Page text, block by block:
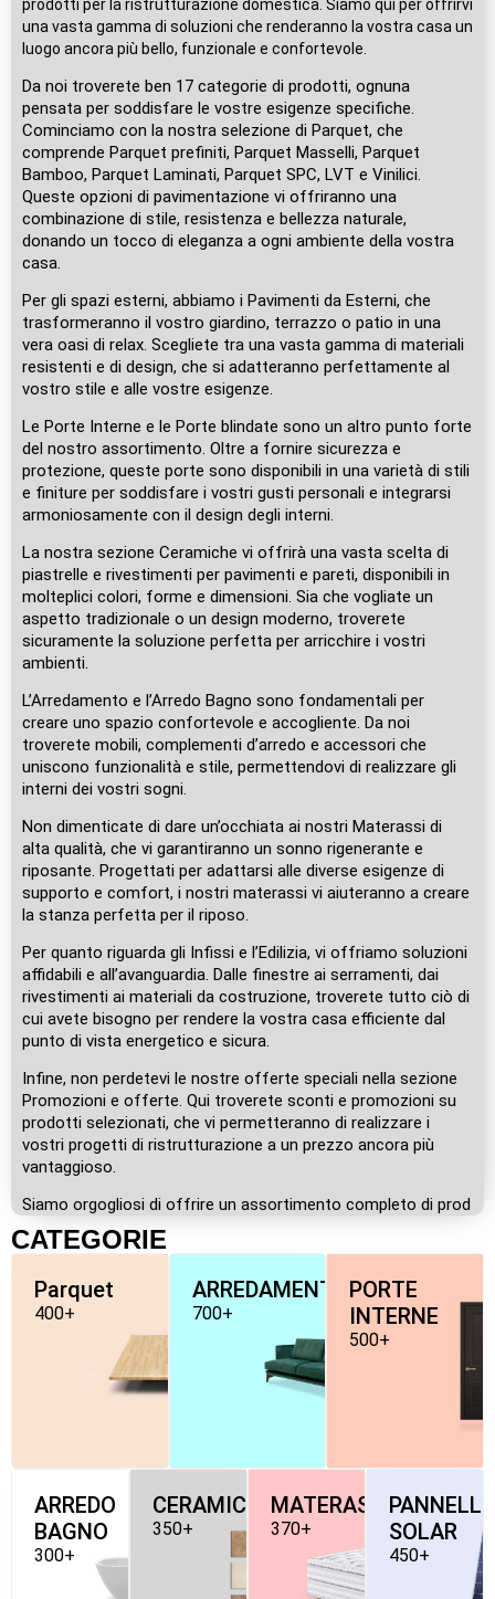
prodotti per la ristrutturazione domestica. Siamo qui per offrirvi
una vasta gamma di soluzioni che renderanno la vostra casa un
luogo ancora più bello, funzionale e confortevole.
Da noi troverete ben 17 categorie di prodotti, ognuna
pensata per soddisfare le vostre esigenze specifiche.
Cominciamo con la nostra selezione di Parquet, che
comprende Parquet prefiniti, Parquet Masselli, Parquet
Bamboo, Parquet Laminati, Parquet SPC, LVT e Vinilici.
Queste opzioni di pavimentazione vi offriranno una
combinazione di stile, resistenza e bellezza naturale,
donando un tocco di eleganza a ogni ambiente della vostra
casa.
Per gli spazi esterni, abbiamo i Pavimenti da Esterni, che
trasformeranno il vostro giardino, terrazzo o patio in una
vera oasi di relax. Scegliete tra una vasta gamma di materiali
resistenti e di design, che si adatteranno perfettamente al
vostro stile e alle vostre esigenze.
Le Porte Interne e le Porte blindate sono un altro punto forte
del nostro assortimento. Oltre a fornire sicurezza e
protezione, queste porte sono disponibili in una varietà di stili
e finiture per soddisfare i vostri gusti personali e integrarsi
armoniosamente con il design degli interni.
La nostra sezione Ceramiche vi offrirà una vasta scelta di
piastrelle e rivestimenti per pavimenti e pareti, disponibili in
molteplici colori, forme e dimensioni. Sia che vogliate un
aspetto tradizionale o un design moderno, troverete
sicuramente la soluzione perfetta per arricchire i vostri
ambienti.
L’Arredamento e l’Arredo Bagno sono fondamentali per
creare uno spazio confortevole e accogliente. Da noi
troverete mobili, complementi d’arredo e accessori che
uniscono funzionalità e stile, permettendovi di realizzare gli
interni dei vostri sogni.
Non dimenticate di dare un’occhiata ai nostri Materassi di
alta qualità, che vi garantiranno un sonno rigenerante e
riposante. Progettati per adattarsi alle diverse esigenze di
supporto e comfort, i nostri materassi vi aiuteranno a creare
la stanza perfetta per il riposo.
Per quanto riguarda gli Infissi e l’Edilizia, vi offriamo soluzioni
affidabili e all’avanguardia. Dalle finestre ai serramenti, dai
rivestimenti ai materiali da costruzione, troverete tutto ciò di
cui avete bisogno per rendere la vostra casa efficiente dal
punto di vista energetico e sicura.
Infine, non perdetevi le nostre offerte speciali nella sezione
Promozioni e offerte. Qui troverete sconti e promozioni su
prodotti selezionati, che vi permetteranno di realizzare i
vostri progetti di ristrutturazione a un prezzo ancora più
vantaggioso.
Siamo orgogliosi di offrire un assortimento completo di prod
CATEGORIE
Parquet
400+
ARREDAMENTO
700+
PORTE
INTERNE
500+
ARREDO
BAGNO
300+
CERAMICHE
350+
MATERASSI
370+
PANNELLI-
SOLAR
450+